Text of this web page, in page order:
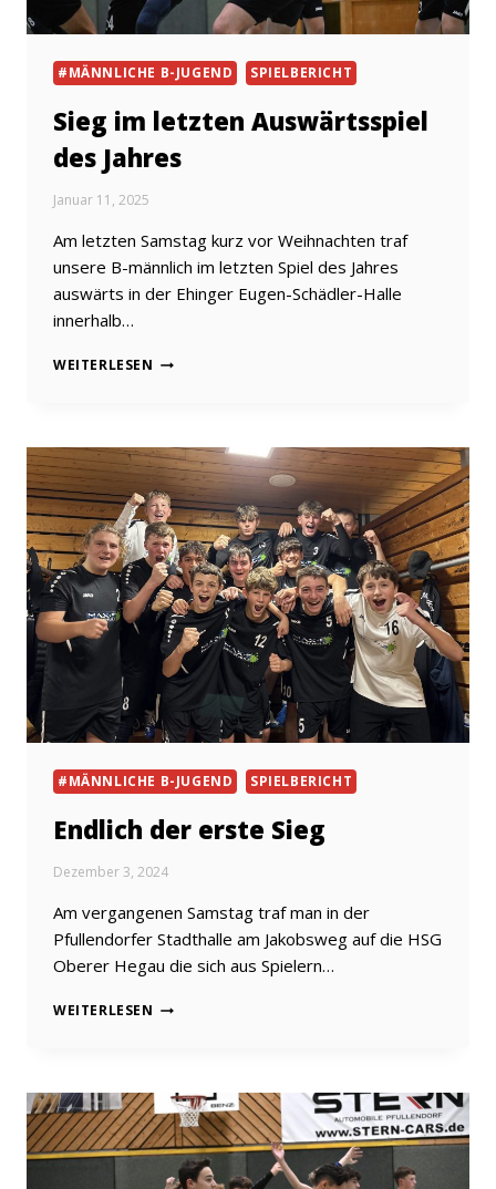
#MÄNNLICHE B-JUGEND SPIELBERICHT
Sieg im letzten Auswärtsspiel
des Jahres
Januar 11, 2025
Am letzten Samstag kurz vor Weihnachten traf
unsere B-männlich im letzten Spiel des Jahres
auswärts in der Ehinger Eugen-Schädler-Halle
innerhalb…
WEITERLESEN SIEG
DES
JAHRES
#MÄNNLICHE B-JUGEND SPIELBERICHT
Endlich der erste Sieg
Dezember 3, 2024
Am vergangenen Samstag traf man in der
Pfullendorfer Stadthalle am Jakobsweg auf die HSG
Oberer Hegau die sich aus Spielern…
WEITERLESEN ENDLICH